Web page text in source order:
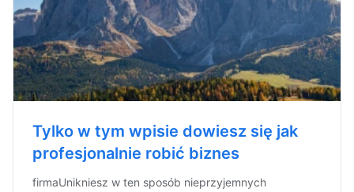
Tylko w tym wpisie dowiesz się jak
profesjonalnie robić biznes
firmaUnikniesz w ten sposób nieprzyjemnych